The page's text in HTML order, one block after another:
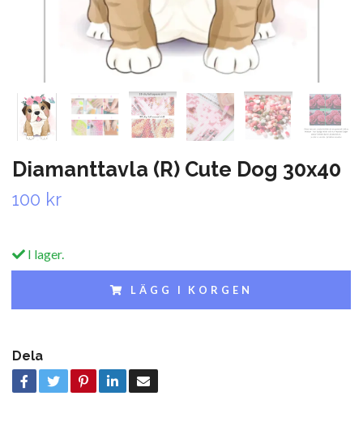
Diamanttavla (R) Cute Dog 30x40
100 kr
I lager.
LÄGG I KORGEN
Dela